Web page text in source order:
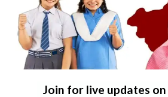
Join for live updates on